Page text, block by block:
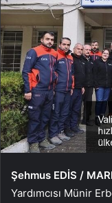
Şehmus EDİS /
Yardımcısı Münir